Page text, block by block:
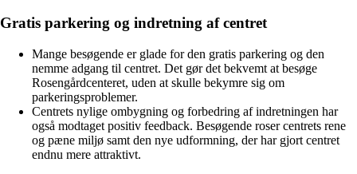
Gratis parkering og indretning af centret
Mange besøgende er glade for den gratis parkering og den
nemme adgang til centret. Det gør det bekvemt at besøge
Rosengårdcenteret, uden at skulle bekymre sig om
parkeringsproblemer.
Centrets nylige ombygning og forbedring af indretningen har
også modtaget positiv feedback. Besøgende roser centrets rene
og pæne miljø samt den nye udformning, der har gjort centret
endnu mere attraktivt.